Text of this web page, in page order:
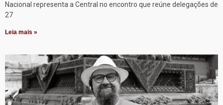
Nacional representa a Central no encontro que reúne delegações de
27
Leia mais »